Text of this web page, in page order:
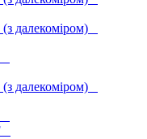
далекоміром)
далекоміром)